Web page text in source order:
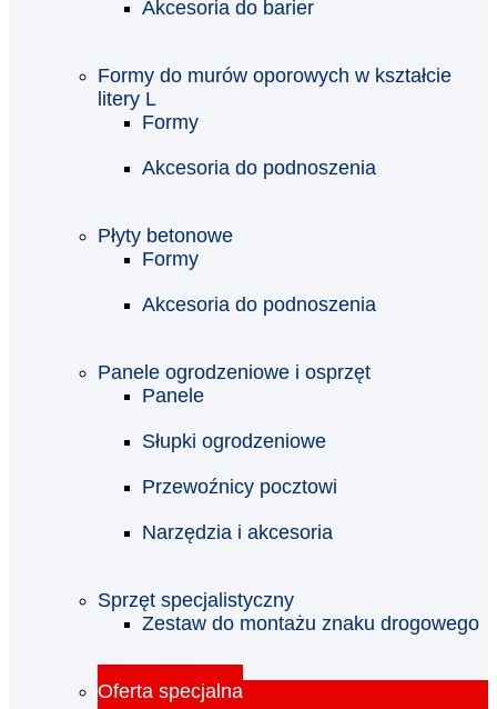
Akcesoria do barier
Formy do murów oporowych w kształcie
litery L
Formy
Akcesoria do podnoszenia
Płyty betonowe
Formy
Akcesoria do podnoszenia
Panele ogrodzeniowe i osprzęt
Panele
Słupki ogrodzeniowe
Przewoźnicy pocztowi
Narzędzia i akcesoria
Sprzęt specjalistyczny
Zestaw do montażu znaku drogowego
Oferta specjalna